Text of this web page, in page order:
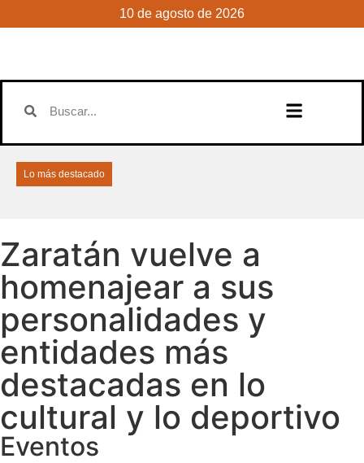
10 de agosto de 2026
Lo más destacado
Zaratán vuelve a
homenajear a sus
personalidades y
entidades más
destacadas en lo
cultural y lo deportivo
Eventos